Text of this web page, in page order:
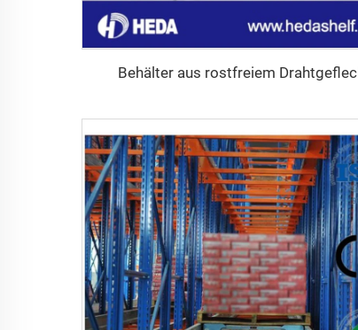
Behälter aus rostfreiem